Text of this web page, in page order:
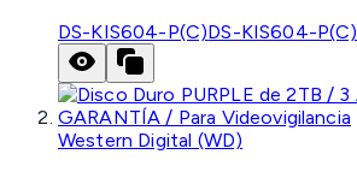
DS-KIS604-P(C)DS-KIS604-P(C)
Western Digital (WD)